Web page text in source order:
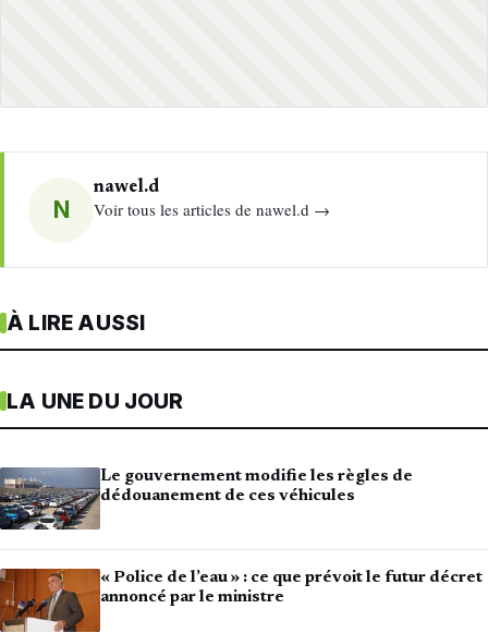
N
nawel.d
Voir tous les articles de nawel.d →
À LIRE AUSSI
LA UNE DU JOUR
Le gouvernement modifie les règles de
dédouanement de ces véhicules
« Police de l’eau » : ce que prévoit le futur décret
annoncé par le ministre